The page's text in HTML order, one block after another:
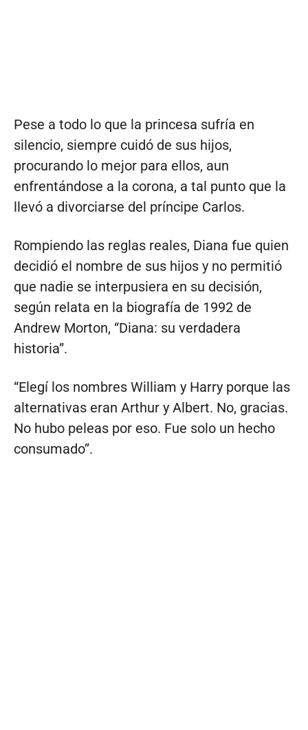
Pese a todo lo que la princesa sufría en
silencio, siempre cuidó de sus hijos,
procurando lo mejor para ellos, aun
enfrentándose a la corona, a tal punto que la
llevó a divorciarse del príncipe Carlos.
Rompiendo las reglas reales, Diana fue quien
decidió el nombre de sus hijos y no permitió
que nadie se interpusiera en su decisión,
según relata en la biografía de 1992 de
Andrew Morton, “Diana: su verdadera
historia”.
“Elegí los nombres William y Harry porque las
alternativas eran Arthur y Albert. No, gracias.
No hubo peleas por eso. Fue solo un hecho
consumado”.